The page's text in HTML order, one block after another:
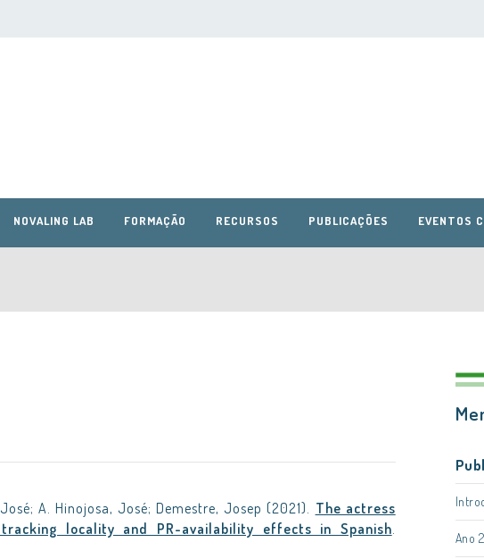
NOVALING LAB FORMAÇÃO RECURSOS PUBLICAÇÕES EVENTOS
A. Hinojosa, José; Demestre, Josep (2021). The actress
locality and PR-availability effects in Spanish.
Ano